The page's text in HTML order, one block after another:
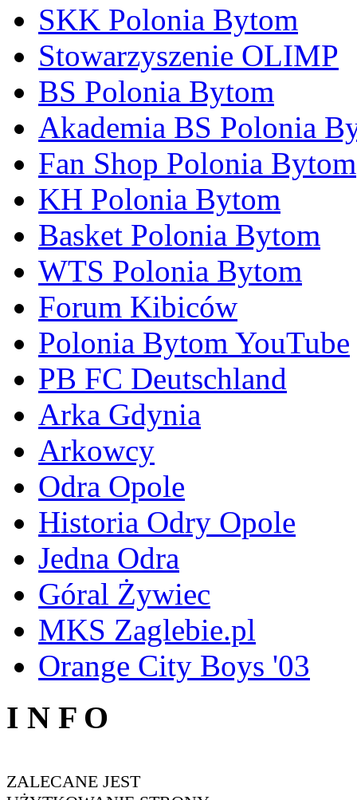
SKK Polonia Bytom
Stowarzyszenie OLIMP
BS Polonia Bytom
Akademia BS Polonia
Fan Shop Polonia Bytom
KH Polonia Bytom
Basket Polonia Bytom
WTS Polonia Bytom
Forum Kibiców
Polonia Bytom YouTube
PB FC Deutschland
Arka Gdynia
Arkowcy
Odra Opole
Historia Odry Opole
Jedna Odra
Góral Żywiec
MKS Zaglebie.pl
Orange City Boys '03
I N F O
ZALECANE JEST